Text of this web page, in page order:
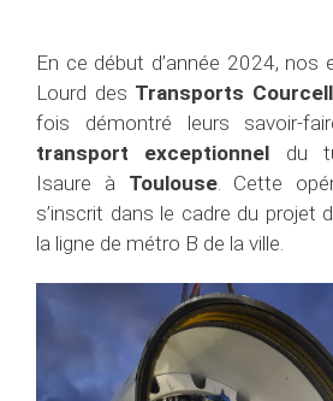
En ce début d’année 2024, nos
Lourd des Transports
fois démontré leurs savoir-
transport exceptionnel du
Isaure à Toulouse. Cette
s’inscrit dans le cadre du projet
la ligne de métro B de la ville.